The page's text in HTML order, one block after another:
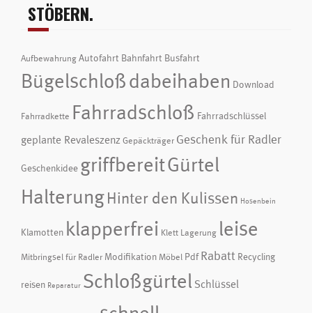
STÖBERN.
Aufbewahrung Autofahrt Bahnfahrt Busfahrt
Bügelschloß dabeihaben Download
Fahrradkette Fahrradschloß Fahrradschlüssel
geplante Revaleszenz Gepäckträger Geschenk für Radler
Geschenkidee griffbereitGürtel
Halterung Hinter den Kulissen Hosenbein
Klamotten klapperfrei Klett Lagerung leise
Mitbringsel für Radler Modifikation Möbel Pdf Rabatt Recycling
reisen Reparatur Schloßgürtel Schlüssel